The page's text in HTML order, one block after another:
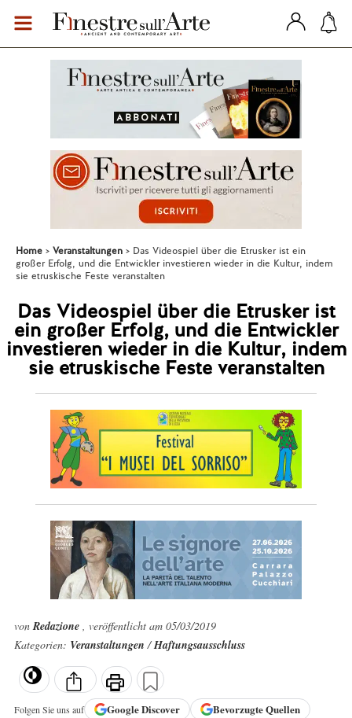
Home Veranstaltungen
Das Videospiel über die Etrusker ist ein
großer Erfolg, und die Entwickler investieren wieder in die Kultur, indem
sie etruskische Feste veranstalten
Das Videospiel über die Etrusker ist
ein großer Erfolg, und die Entwickler
investieren wieder in die Kultur, indem
sie etruskische Feste veranstalten
vonRedazione , veröffentlicht am 05/03/2019
Kategorien: Veranstaltungen/Haftungsausschluss
Folgen Sie uns auf GoogleDiscover Bevorzugte Quellen